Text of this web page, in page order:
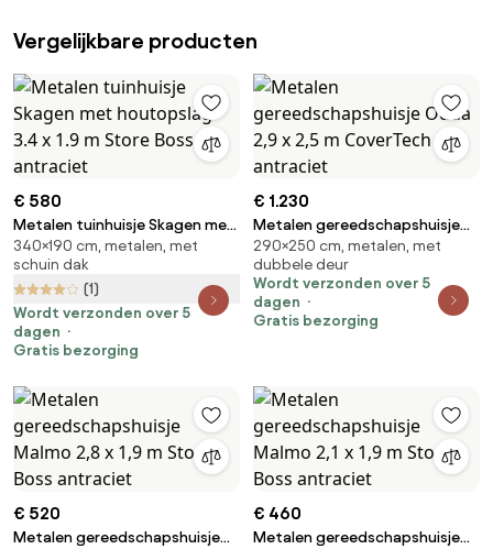
Vergelijkbare producten
€ 580
Metalen tuinhuisje Skagen met
houtopslag 3.4 x 1.9 m Store
Boss antraciet
340×190 cm, metalen, met
schuin dak
(1)
Wordt verzonden over 5
dagen
Gratis bezorging
€ 1.230
Metalen gereedschapshuisje
Odda 2,9 x 2,5 m CoverTech
antraciet
290×250 cm, metalen, met
dubbele deur
Wordt verzonden over 5
dagen
Gratis bezorging
€ 520
Metalen gereedschapshuisje
€ 460
Metalen gereedschapshuisje